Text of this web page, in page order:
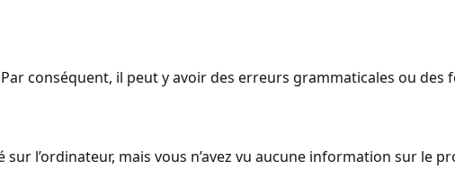
conséquent, il peut y avoir des erreurs grammaticales ou des
l’ordinateur, mais vous n’avez vu aucune information sur le